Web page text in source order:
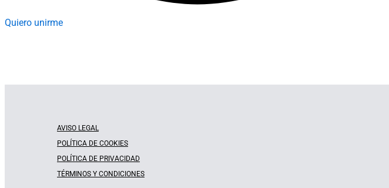
Quiero unirme
AVISO LEGAL
POLÍTICA DE COOKIES
POLÍTICA DE PRIVACIDAD
TÉRMINOS Y CONDICIONES